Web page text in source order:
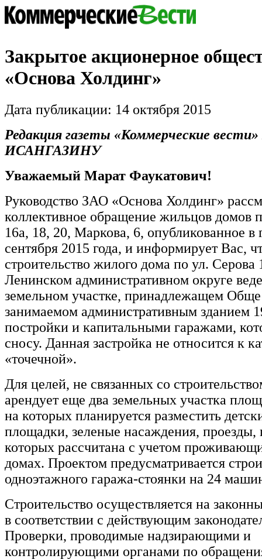
Закрытое акционерное
«Основа Холдинг»
Дата публикации: 14 октября 2015
Редакция газеты «Коммерческие
ИСАНГАЗИНУ
Уважаемый Марат Фаукатович!
Руководство ЗАО «Основа Холдинг»
коллективное обращение жильцов домов
16а, 18, 20, Маркова, 6, опубликованное в
сентября 2015 года, и информирует Вас,
строительство жилого дома по ул. Серова
Ленинском административном округе
земельном участке, принадлежащем
занимаемом административным зданием
постройки и капитальными гаражами,
сносу. Данная застройка не относится к
«точечной».
Для целей, не связанных со
арендует еще два земельных участка
на которых планируется разместить
площадки, зеленые насаждения, проезды,
которых рассчитана с учетом
домах. Проектом предусматривается
одноэтажного гаража-стоянки на 24
Строительство осуществляется на
в соответствии с действующим
Проверки, проводимые надзирающими и
контролирующими органами по